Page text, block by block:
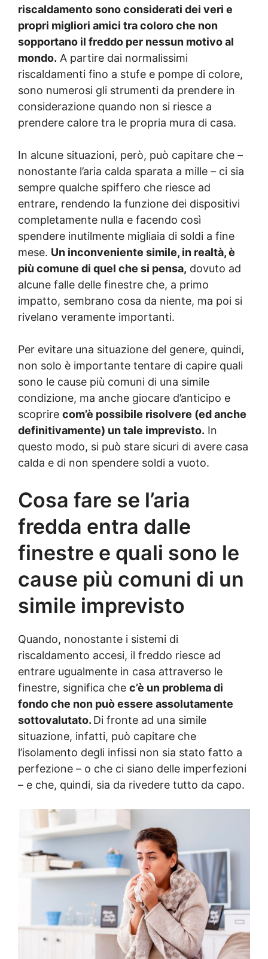
riscaldamento sono considerati dei veri e
propri migliori amici tra coloro che non
sopportano il freddo per nessun motivo al
mondo. A partire dai normalissimi
riscaldamenti fino a stufe e pompe di colore,
sono numerosi gli strumenti da prendere in
considerazione quando non si riesce a
prendere calore tra le propria mura di casa.
In alcune situazioni, però, può capitare che –
nonostante l’aria calda sparata a mille – ci sia
sempre qualche spiffero che riesce ad
entrare, rendendo la funzione dei dispositivi
completamente nulla e facendo così
spendere inutilmente migliaia di soldi a fine
mese. Un inconveniente simile, in realtà, è
più comune di quel che si pensa, dovuto ad
alcune falle delle finestre che, a primo
impatto, sembrano cosa da niente, ma poi si
rivelano veramente importanti.
Per evitare una situazione del genere, quindi,
non solo è importante tentare di capire quali
sono le cause più comuni di una simile
condizione, ma anche giocare d’anticipo e
scoprire com’è possibile risolvere (ed anche
definitivamente) un tale imprevisto. In
questo modo, si può stare sicuri di avere casa
calda e di non spendere soldi a vuoto.
Cosa fare se l’aria
fredda entra dalle
finestre e quali sono le
cause più comuni di un
simile imprevisto
Quando, nonostante i sistemi di
riscaldamento accesi, il freddo riesce ad
entrare ugualmente in casa attraverso le
finestre, significa che c’è un problema di
fondo che non può essere assolutamente
sottovalutato. Di fronte ad una simile
situazione, infatti, può capitare che
l’isolamento degli infissi non sia stato fatto a
perfezione – o che ci siano delle imperfezioni
– e che, quindi, sia da rivedere tutto da capo.